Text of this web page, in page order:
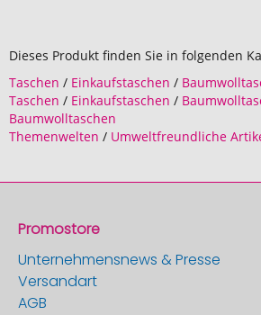
Dieses Produkt finden Sie in folgenden
Taschen / Einkaufstaschen /
Taschen / Einkaufstaschen /
Baumwolltaschen
Themenwelten / Umweltfreundliche
Promostore
Unternehmensnews & Presse
Versandart
AGB